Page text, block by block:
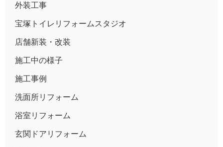
外装工事
宝塚トイレリフォームスタジオ
店舗新装・改装
施工中の様子
施工事例
洗面所リフォーム
浴室リフォーム
玄関ドアリフォーム